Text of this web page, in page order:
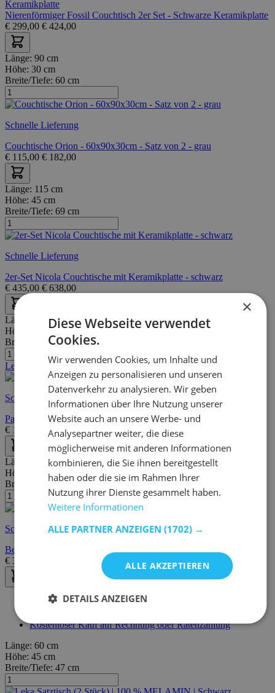
Nierenförmiger Fossil Couchtisch 2er Set - Schwarze Keramikplatte
€ 299,00 € 424,00
Länge: 90 cm
Höhe: 30 cm
Breite/Tiefe: 60 cm
Schnelle Lieferung
Couchtische Orion - 60x90x30cm - Satz von 2 - grau
€ 115,00 € 182,00
Länge: 115 cm
Höhe: 45 cm
Breite/Tiefe: 69 cm
Schnelle Lieferung
2er-Set Nicola Couchtische mit Keramikplatte - schwarz
€ 435,00 € 638,00
Länge:
88 cm
Höhe:
45 cm
Breite/Tiefe:55 cm
Letzte Stücke
Schnelle Lieferung
Pal Couchtisch-Set | 100 % MELAMIN | Weiß, Schwarz
€ 165,00 274,00
Länge:
82 cm
Höhe:
40 cm
Breite/Tiefe:58 cm
Schnelle Lieferung
Bellisimo Couchtisch-Set | METALLRAHMEN | Mattschwarz
€ 359,00
30 Tage Widerrufsrecht
Kostenloser Kauf auf Rechnung oder Ratenzahlung
Länge: 60 cm
Höhe: 45 cm
Breite/Tiefe: 47 cm
×
Diese Webseite verwendet
Cookies.
Wir verwenden Cookies, um Inhalte und
Anzeigen zu personalisieren und unseren
Datenverkehr zu analysieren. Wir geben
Informationen über Ihre Nutzung unserer
Website auch an unsere Werbe- und
Analysepartner weiter, die diese
möglicherweise mit anderen Informationen
kombinieren, die Sie ihnen bereitgestellt
haben oder die sie im Rahmen Ihrer
Nutzung ihrer Dienste gesammelt haben.
Weitere Informationen
ALLE PARTNER ANZEIGEN (1702) →
ALLE AKZEPTIEREN
DETAILS ANZEIGEN